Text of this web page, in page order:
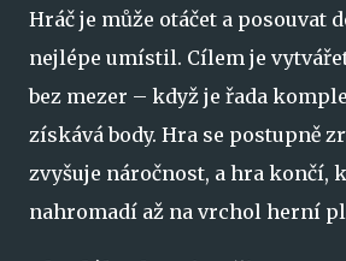
Hráč je může otáčet a posouvat
nejlépe umístil. Cílem je
bez mezer – když je řada
získává body. Hra se postupně
zvyšuje náročnost, a hra končí,
nahromadí až na vrchol herní